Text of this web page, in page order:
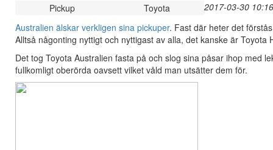
2017-03-30
Pickup
Toyota
Australien älskar verkligen sina pickuper. Fast där heter det
Alltså någonting nyttigt och nyttigast av alla, det kanske är
Det tog Toyota Australien fasta på och slog sina påsar ihop med
fullkomligt oberörda oavsett vilket våld man utsätter dem för.